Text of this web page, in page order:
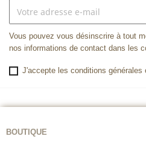
Vous pouvez vous désinscrire à tout
nos informations de contact dans les
J'accepte les conditions
BOUTIQUE